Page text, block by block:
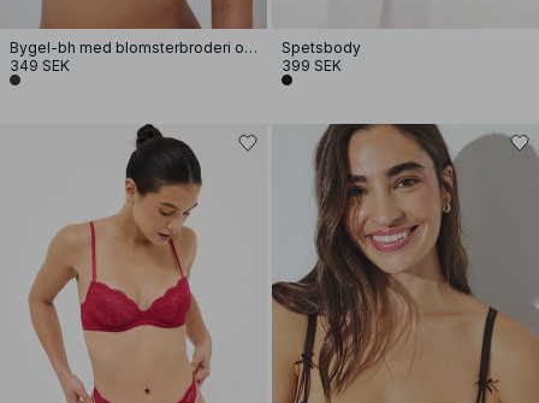
Bygel-bh med blomsterbroderi och smala band
349 SEK
Spetsbody
399 SEK